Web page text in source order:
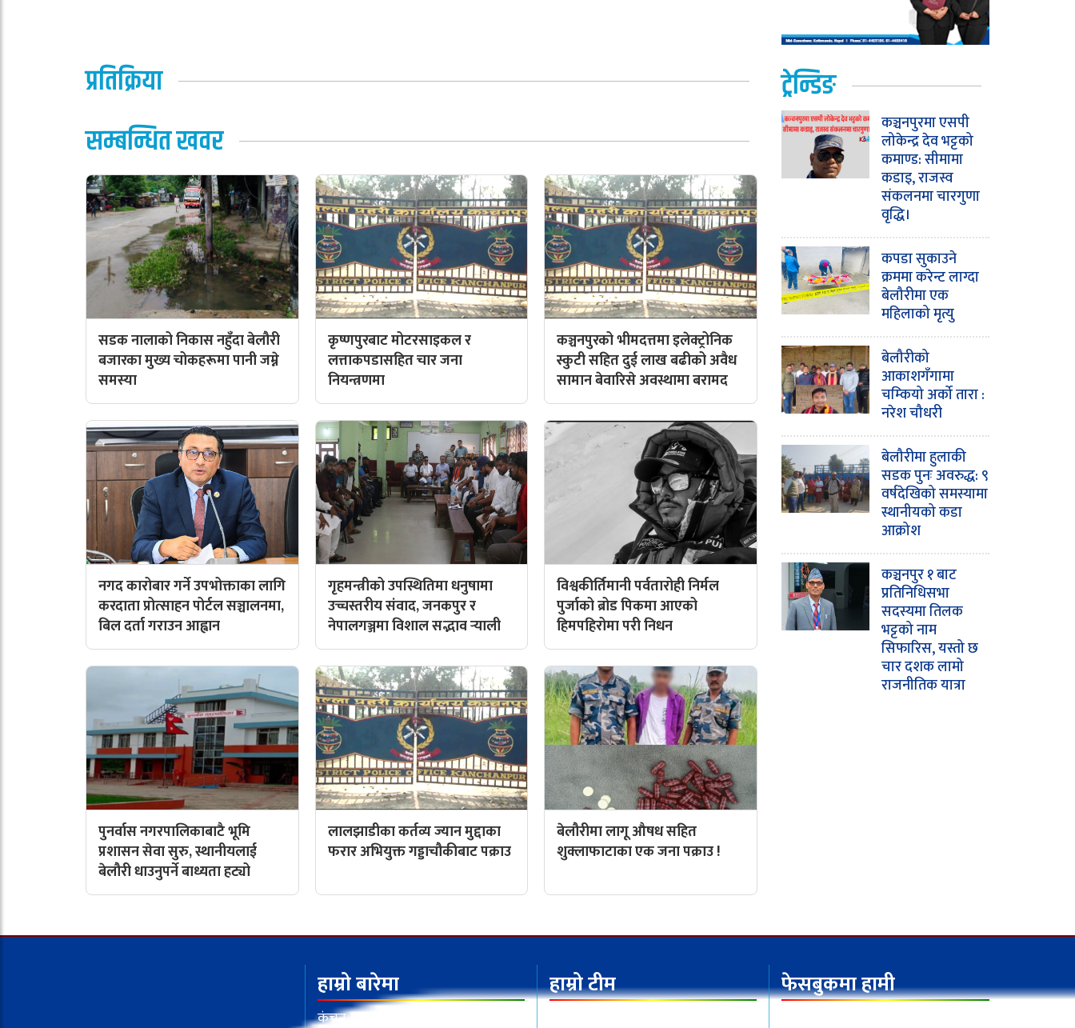
प्रतिक्रिया
सम्बन्धित खवर
सडक नालाको निकास नहुँदा बेलौरी
बजारका मुख्य चोकहरूमा पानी जम्ने
समस्या
कृष्णपुरबाट मोटरसाइकल र
लत्ताकपडासहित चार जना
नियन्त्रणमा
कञ्चनपुरको भीमदत्तमा इलेक्ट्रोनिक
स्कुटी सहित दुई लाख बढीको अवैध
सामान बेवारिसे अवस्थामा बरामद
नगद कारोबार गर्ने उपभोक्ताका लागि
करदाता प्रोत्साहन पोर्टल सञ्चालनमा,
बिल दर्ता गराउन आह्वान
गृहमन्त्रीको उपस्थितिमा धनुषामा
उच्चस्तरीय संवाद, जनकपुर र
नेपालगञ्जमा विशाल सद्भाव र्‍याली
विश्वकीर्तिमानी पर्वतारोही निर्मल
पुर्जाको ब्रोड पिकमा आएको
हिमपहिरोमा परी निधन
पुनर्वास नगरपालिकाबाटै भूमि
प्रशासन सेवा सुरु, स्थानीयलाई
बेलौरी धाउनुपर्ने बाध्यता हट्यो
लालझाडीका कर्तव्य ज्यान मुद्दाका
फरार अभियुक्त गड्डाचौकीबाट पक्राउ
बेलौरीमा लागू औषध सहित
शुक्लाफाटाका एक जना पक्राउ !
ट्रेन्डिङ
कञ्चनपुरमा एसपी
लोकेन्द्र देव भट्टको
कमाण्ड: सीमामा
कडाइ, राजस्व
संकलनमा चारगुणा
वृद्धि।
कपडा सुकाउने
क्रममा करेन्ट लाग्दा
बेलौरीमा एक
महिलाको मृत्यु
बेलौरीको
आकाशगँगामा
चम्कियो अर्को तारा :
नरेश चौधरी
बेलौरीमा हुलाकी
सडक पुनः अवरुद्ध: ९
वर्षदेखिको समस्यामा
स्थानीयको कडा
आक्रोश
कञ्चनपुर १ बाट
प्रतिनिधिसभा
सदस्यमा तिलक
भट्टको नाम
सिफारिस, यस्तो छ
चार दशक लामो
राजनीतिक यात्रा
हाम्रो बारेमा
कंचन आवाज प्रा.लि.द्वारा संचालित
हाम्रो टीम फेसबुकमा हामी